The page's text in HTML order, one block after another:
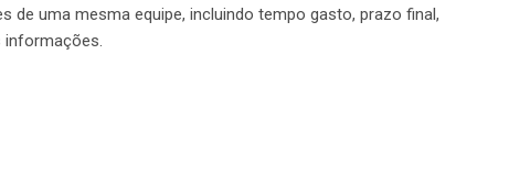
de uma mesma equipe, incluindo tempo gasto, prazo final,
informações.